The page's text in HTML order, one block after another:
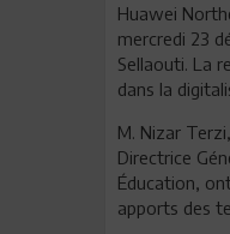
Huawei
mercredi 23
Sellaouti. La
dans la
M. Nizar
Directrice
Éducation,
apports des